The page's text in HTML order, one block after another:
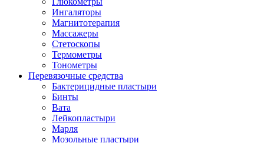
Ингаляторы
Магнитотерапия
Массажеры
Стетоскопы
Термометры
Тонометры
Перевязочные средства
Бактерицидные пластыри
Бинты
Вата
Лейкопластыри
Марля
Мозольные пластыри